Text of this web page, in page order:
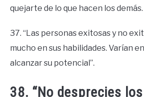
quejarte de lo que hacen los demás.
37. “Las personas exitosas y no
mucho en sus habilidades. Varían
alcanzar su potencial”.
38. “No desprecies